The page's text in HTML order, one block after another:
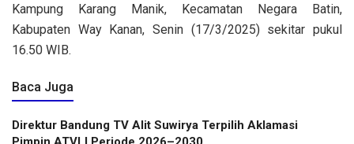
Kampung Karang Manik, Kecamatan Negara Batin,
Kabupaten Way Kanan, Senin (17/3/2025) sekitar pukul
16.50 WIB.
Baca Juga
Direktur Bandung TV Alit Suwirya Terpilih Aklamasi